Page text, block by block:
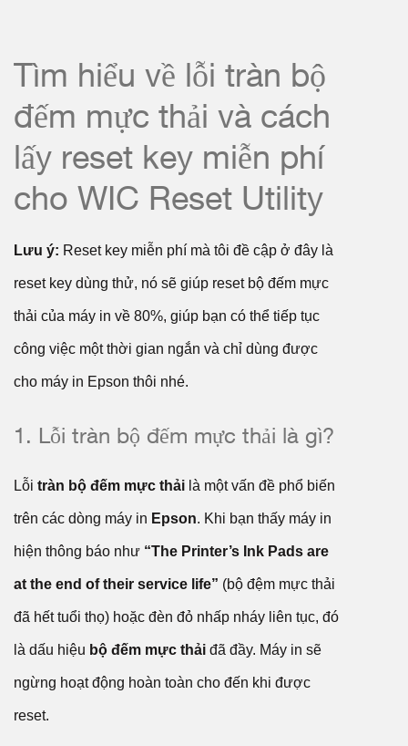
Tìm hiểu về lỗi tràn bộ
đếm mực thải và cách
lấy reset key miễn phí
cho WIC Reset Utility
Lưu ý: Reset key miễn phí mà tôi đề cập ở đây là
reset key dùng thử, nó sẽ giúp reset bộ đếm mực
thải của máy in về 80%, giúp bạn có thể tiếp tục
công việc một thời gian ngắn và chỉ dùng được
cho máy in Epson thôi nhé.
1. Lỗi tràn bộ đếm mực thải là gì?
Lỗi tràn bộ đếm mực thải là một vấn đề phổ biến
trên các dòng máy in Epson. Khi bạn thấy máy in
hiện thông báo như “The Printer’s Ink Pads are
at the end of their service life” (bộ đệm mực thải
đã hết tuổi thọ) hoặc đèn đỏ nhấp nháy liên tục, đó
là dấu hiệu bộ đếm mực thải đã đầy. Máy in sẽ
ngừng hoạt động hoàn toàn cho đến khi được
reset.